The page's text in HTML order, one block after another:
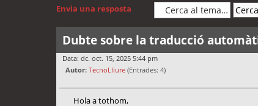
Envia una resposta
Dubte sobre la traducció
Data: dc. oct. 15, 2025 5:44 pm
Autor: TecnoLliure (Entrades: 4)
Hola a tothom,